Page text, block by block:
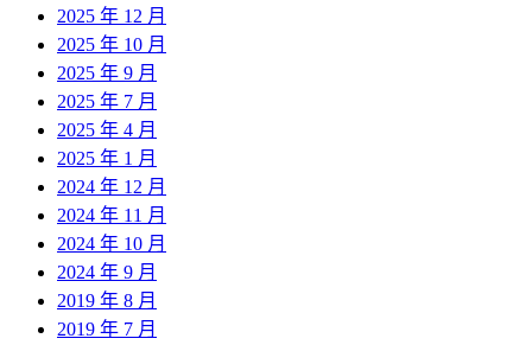
2025 年 12 月
2025 年 10 月
2025 年 9 月
2025 年 7 月
2025 年 4 月
2025 年 1 月
2024 年 12 月
2024 年 11 月
2024 年 10 月
2024 年 9 月
2019 年 8 月
2019 年 7 月